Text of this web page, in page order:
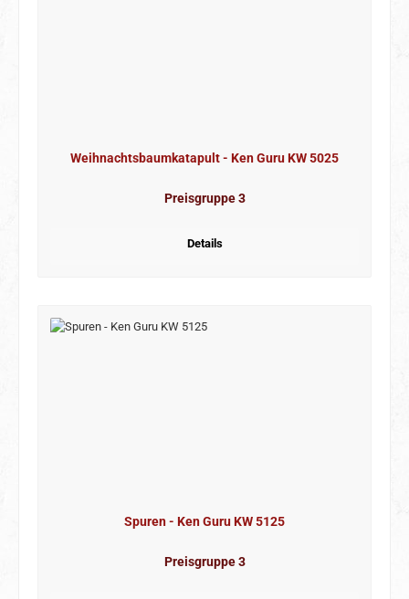
Weihnachtsbaumkatapult - Ken Guru KW 5025
Preisgruppe 3
Details
Spuren - Ken Guru KW 5125
Preisgruppe 3